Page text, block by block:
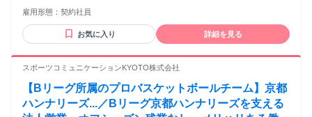
を大切にしています。
雇用形態： 契約社員
お気に入り 詳細を見る
スポーツコミュニケーションKYOTO株式会社
【Bリーグ所属のプロバスケットボールチーム】京都
ハンナリーズ...／Bリーグ京都ハンナリーズを支える